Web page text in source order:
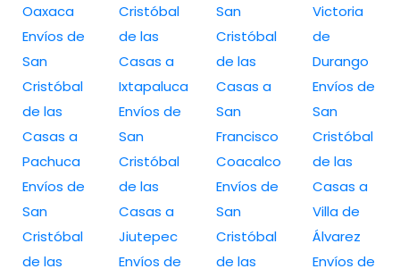
Oaxaca
Envíos de
San
Cristóbal
de las
Casas a
Pachuca
Envíos de
San
Cristóbal
de las
Cristóbal
de las
Casas a
Ixtapaluca
Envíos de
San
Cristóbal
de las
Casas a
Jiutepec
Envíos de
San
Cristóbal
de las
Casas a
San
Francisco
Coacalco
Envíos de
San
Cristóbal
de las
Victoria
de
Durango
Envíos de
San
Cristóbal
de las
Casas a
Villa de
Álvarez
Envíos de